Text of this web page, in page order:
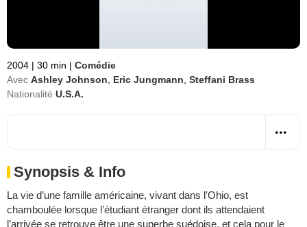
2004 | 30 min | Comédie
Avec Ashley Johnson Eric Jungmann Steffani Brass
Nationalité U.S.A.
Synopsis & Info
La vie d’une famille américaine, vivant dans l'Ohio, est
chamboulée lorsque l’étudiant étranger dont ils attendaient
l’arrivée se retrouve être une superbe suédoise, et cela pour le